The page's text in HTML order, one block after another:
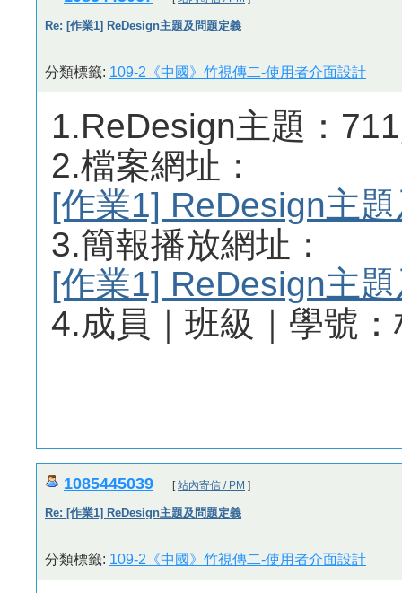
Re: [作業1] ReDesign主題及問題定義
分類標籤: 109-2《中國》竹視傳二-使用者介面設計
1.ReDesign主題：
2.檔案網址：
[作業1] ReDesign主
3.簡報播放網址：
[作業1] ReDesign主
4.成員｜班級｜學號
1085445039 [站內寄信 / PM ]
Re: [作業1] ReDesign主題及問題定義
分類標籤: 109-2《中國》竹視傳二-使用者介面設計